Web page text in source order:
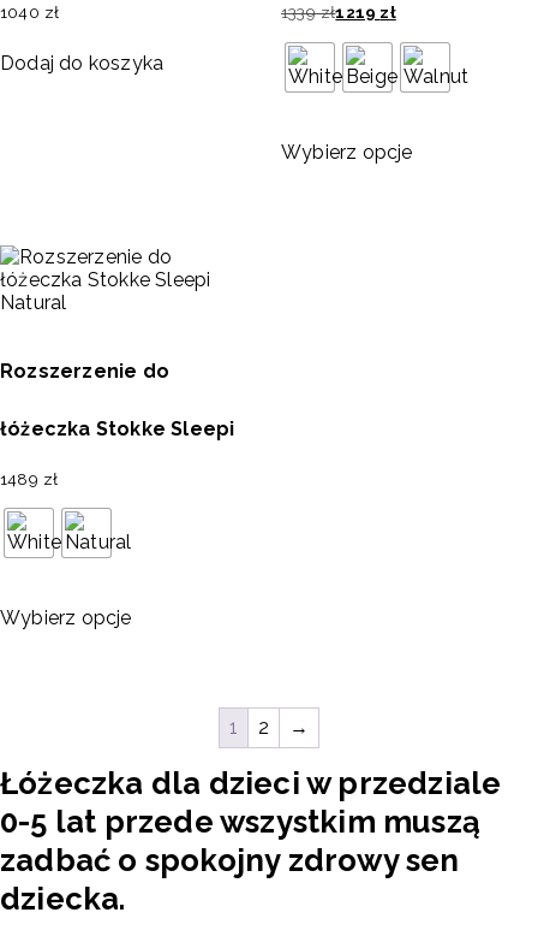
1040 zł
Dodaj do koszyka
1339zł1219 zł
Wybierz opcje
Rozszerzenie do
łóżeczka Stokke Sleepi
1489 zł
Wybierz opcje
1 2 →
Łóżeczka dla dzieci w przedziale
0-5 lat przede wszystkim muszą
zadbać o spokojny zdrowy sen
dziecka.